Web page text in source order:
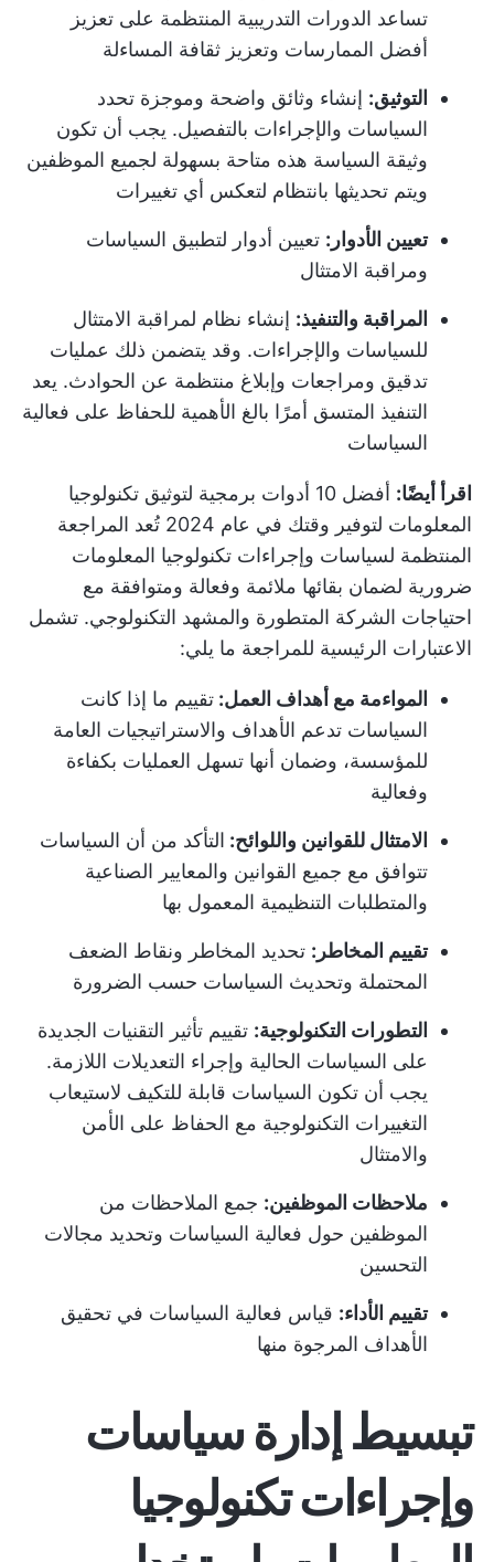
تساعد الدورات التدريبية المنتظمة على تعزيز
أفضل الممارسات وتعزيز ثقافة المساءلة
التوثيق: إنشاء وثائق واضحة وموجزة تحدد
السياسات والإجراءات بالتفصيل. يجب أن تكون
وثيقة السياسة هذه متاحة بسهولة لجميع الموظفين
ويتم تحديثها بانتظام لتعكس أي تغييرات
تعيين الأدوار: تعيين أدوار لتطبيق السياسات
ومراقبة الامتثال
المراقبة والتنفيذ: إنشاء نظام لمراقبة الامتثال
للسياسات والإجراءات. وقد يتضمن ذلك عمليات
تدقيق ومراجعات وإبلاغ منتظمة عن الحوادث. يعد
التنفيذ المتسق أمرًا بالغ الأهمية للحفاظ على فعالية
السياسات
اقرأ أيضًا:
أفضل 10 أدوات برمجية لتوثيق تكنولوجيا
المعلومات لتوفير وقتك في عام 2024
تُعد المراجعة
المنتظمة لسياسات وإجراءات تكنولوجيا المعلومات
ضرورية لضمان بقائها ملائمة وفعالة ومتوافقة مع
احتياجات الشركة المتطورة والمشهد التكنولوجي. تشمل
الاعتبارات الرئيسية للمراجعة ما يلي:
المواءمة مع أهداف العمل: تقييم ما إذا كانت
السياسات تدعم الأهداف والاستراتيجيات العامة
للمؤسسة، وضمان أنها تسهل العمليات بكفاءة
وفعالية
الامتثال للقوانين واللوائح: التأكد من أن السياسات
تتوافق مع جميع القوانين والمعايير الصناعية
والمتطلبات التنظيمية المعمول بها
تقييم المخاطر: تحديد المخاطر ونقاط الضعف
المحتملة وتحديث السياسات حسب الضرورة
التطورات التكنولوجية: تقييم تأثير التقنيات الجديدة
على السياسات الحالية وإجراء التعديلات اللازمة.
يجب أن تكون السياسات قابلة للتكيف لاستيعاب
التغييرات التكنولوجية مع الحفاظ على الأمن
والامتثال
ملاحظات الموظفين: جمع الملاحظات من
الموظفين حول فعالية السياسات وتحديد مجالات
التحسين
تقييم الأداء: قياس فعالية السياسات في تحقيق
الأهداف المرجوة منها
تبسيط إدارة سياسات
وإجراءات تكنولوجيا